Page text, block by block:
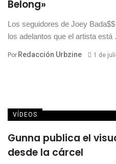
Belong»
Los seguidores de Joey
los adelantos que el artista está
Por Redacción Urbzine 1 de
VÍDEOS
Gunna publica el
desde la cárcel